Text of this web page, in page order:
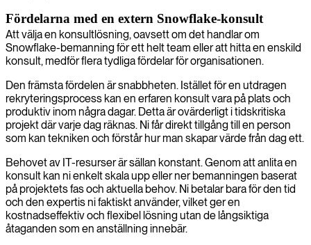
Fördelarna med en extern Snowflake-konsult
Att välja en konsultlösning, oavsett om det handlar om
Snowflake-bemanning för ett helt team eller att hitta en enskild
konsult, medför flera tydliga fördelar för organisationen.
Den främsta fördelen är snabbheten. Istället för en utdragen
rekryteringsprocess kan en erfaren konsult vara på plats och
produktiv inom några dagar. Detta är ovärderligt i tidskritiska
projekt där varje dag räknas. Ni får direkt tillgång till en person
som kan tekniken och förstår hur man skapar värde från dag ett.
Behovet av IT-resurser är sällan konstant. Genom att anlita en
konsult kan ni enkelt skala upp eller ner bemanningen baserat
på projektets fas och aktuella behov. Ni betalar bara för den tid
och den expertis ni faktiskt använder, vilket ger en
kostnadseffektiv och flexibel lösning utan de långsiktiga
åtaganden som en anställning innebär.